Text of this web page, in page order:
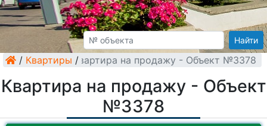
Найти
/ Квартиры /
Квартира на продажу - Объект №3378
Квартира на продажу - Объект
№3378